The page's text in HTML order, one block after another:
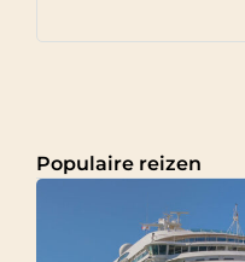
Populaire reizen